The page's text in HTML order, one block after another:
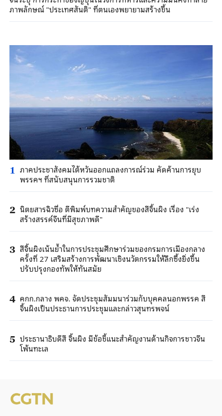
ภาพลักษณ์ "ประเทศสันติ" ที่ตนเองพยายามสร้างขึ้น
1 ภาคประชาสังคมไต้หวันออกแถลงการณ์ร่วม คัดค้านการยุบ
พรรคฯ ที่สนับสนุนการรวมชาติ
2 นิตยสารฉิวซื่อ ตีพิมพ์บทความสำคัญของสีจิ้นผิง เรื่อง "เร่ง
สร้างสรรค์จีนที่มีสุขภาพดี"
3 สีจิ้นผิงเน้นย้ำในการประชุมศึกษาร่วมของกรมการเมืองกลาง
ครั้งที่ 27 เสริมสร้างการพัฒนาเชิงนวัตกรรมให้ลึกซึ้งยิ่งขึ้น
ปรับปรุงกองทัพให้ทันสมัย
4 คกก.กลาง พคจ. จัดประชุมสัมมนาร่วมกับบุคคลนอกพรรค สี
จิ้นผิงเป็นประธานการประชุมและกล่าวสุนทรพจน์
5 ประธานาธิบดีสี จิ้นผิง มีข้อชี้แนะสำคัญงานด้านกิจการชาวจีน
โพ้นทะเล